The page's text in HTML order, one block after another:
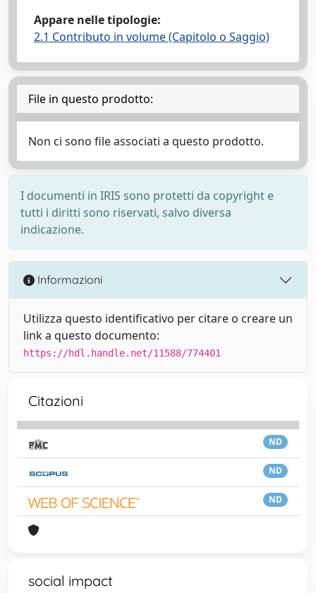
Appare nelle tipologie:
2.1 Contributo in volume (Capitolo o Saggio)
File in questo prodotto:
Non ci sono file associati a questo prodotto.
I documenti in IRIS sono protetti da copyright e
tutti i diritti sono riservati, salvo diversa
indicazione.
Informazioni
Utilizza questo identificativo per citare o creare un
link a questo documento:
https://hdl.handle.net/11588/774401
Citazioni
ND
ND
ND
social impact